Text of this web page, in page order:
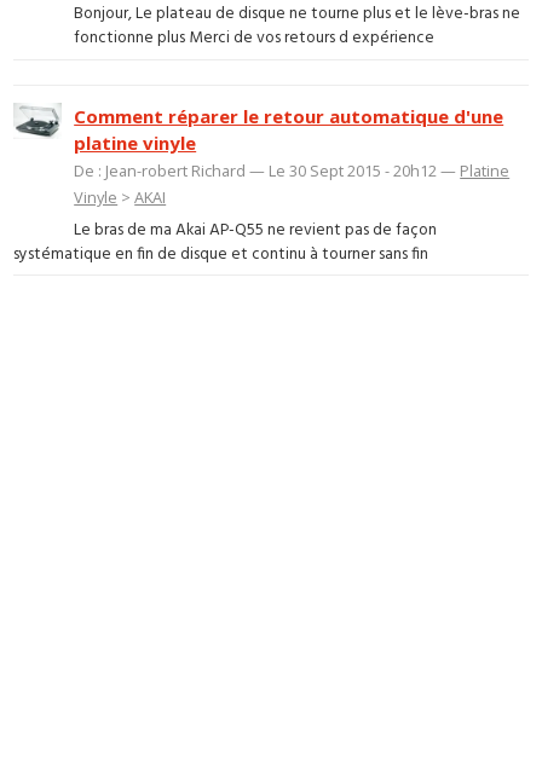
Bonjour, Le plateau de disque ne tourne plus et le lève-bras ne
fonctionne plus Merci de vos retours d expérience
Comment réparer le retour automatique d'une
platine vinyle
De : Jean-robert Richard — Le 30 Sept 2015 - 20h12 — Platine
Vinyle >AKAI
Le bras de ma Akai AP-Q55 ne revient pas de façon
systématique en fin de disque et continu à tourner sans fin